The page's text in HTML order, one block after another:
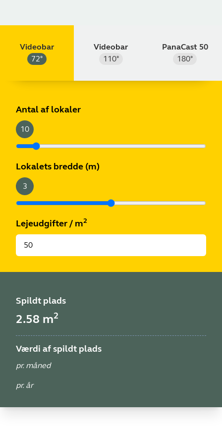
Antal af lokaler
10
Lokalets bredde (m)
3
Lejeudgifter/ m2
Spildt plads
2.58 m2
Værdi af spildt plads
pr. måned
pr. år
Videobar
72°
Videobar
110°
PanaCast 50
180°